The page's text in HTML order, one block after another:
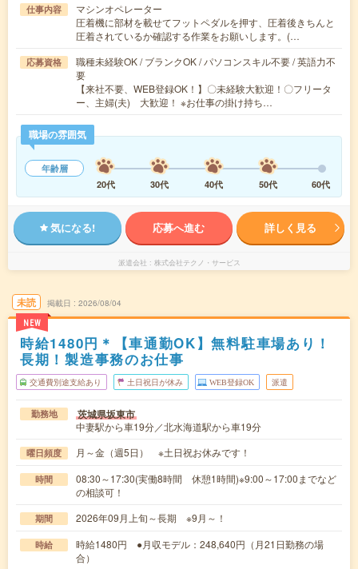
仕事内容
マシンオペレーター
圧着機に部材を載せてフットペダルを押す、圧着後きちんと
圧着されているか確認する作業をお願いします。(…
応募資格
職種未経験OK / ブランクOK / パソコンスキル不要 / 英語力不
要
【来社不要、WEB登録OK！】〇未経験大歓迎！〇フリータ
ー、主婦(夫) 大歓迎！ ※お仕事の掛け持ち…
職場の雰囲気
年齢層
20代
30代 40代 50代 60代
気になる! 応募へ進む 詳しく見る
派遣会社 株式会社テクノ・サービス
未読
NEW
掲載日 2026/08/04
時給1480円＊【車通勤OK】無料駐車場あり！
長期！製造事務のお仕事
交通費別途支給あり 土日祝日が休み WEB登録OK 派遣
勤務地 茨城県坂東市
中妻駅から車19分／北水海道駅から車19分
曜日頻度 月～金（週5日） ※土日祝お休みです！
時間
08:30～17:30(実働8時間 休憩1時間)※9:00～17:00までなど
の相談可！
期間 2026年09月上旬～長期 ※9月～！
時給
時給1480円 ●月収モデル：248,640円（月21日勤務の場
合）